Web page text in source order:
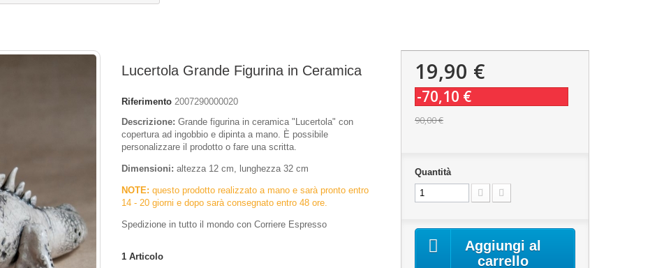
Lucertola Grande Figurina in Ceramica
Riferimento 2007290000020
Descrizione: Grande figurina in ceramica "Lucertola" con
copertura ad ingobbio e dipinta a mano. È possibile
personalizzare il prodotto o fare una scritta.
Dimensioni: altezza 12 cm, lunghezza 32 cm
NOTE: questo prodotto realizzato a mano e sarà pronto entro
14 - 20 giorni e dopo sarà consegnato entro 48 ore.
Spedizione in tutto il mondo con Corriere Espresso
1 Articolo
19,90 €
-70,10 €
90,00 €
Quantità
Aggiungi al
carrello